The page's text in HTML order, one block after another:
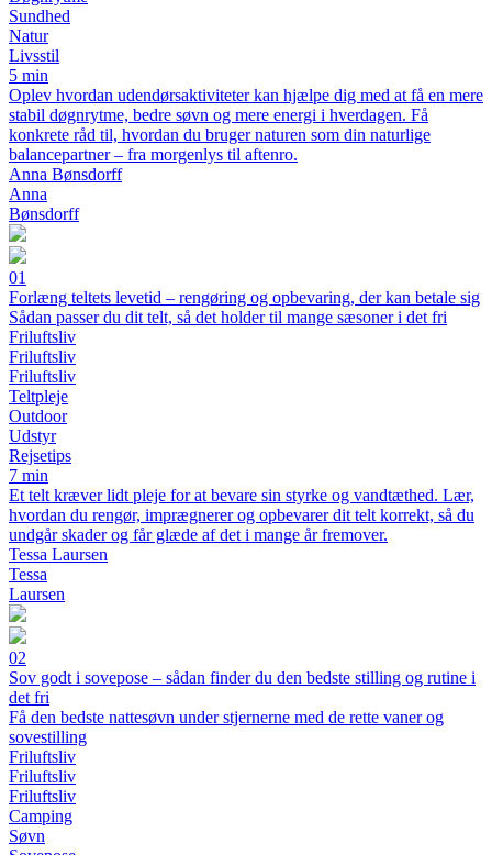
Sundhed
Natur
Livsstil
5 min
Oplev hvordan udendørsaktiviteter kan hjælpe dig med at få en mere
stabil døgnrytme, bedre søvn og mere energi i hverdagen. Få
konkrete råd til, hvordan du bruger naturen som din naturlige
balancepartner – fra morgenlys til aftenro.
Anna Bønsdorff
Anna
Bønsdorff
01
Forlæng teltets levetid – rengøring og opbevaring, der kan betale sig
Sådan passer du dit telt, så det holder til mange sæsoner i det fri
Friluftsliv
Friluftsliv
Friluftsliv
Teltpleje
Outdoor
Udstyr
Rejsetips
7 min
Et telt kræver lidt pleje for at bevare sin styrke og vandtæthed. Lær,
hvordan du rengør, imprægnerer og opbevarer dit telt korrekt, så du
undgår skader og får glæde af det i mange år fremover.
Tessa Laursen
Tessa
Laursen
02
Sov godt i sovepose – sådan finder du den bedste stilling og rutine i
det fri
Få den bedste nattesøvn under stjernerne med de rette vaner og
sovestilling
Friluftsliv
Friluftsliv
Friluftsliv
Camping
Søvn